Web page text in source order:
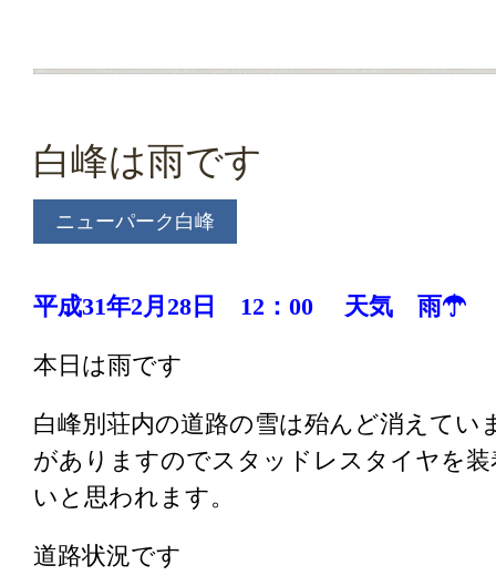
白峰は雨です
ニューパーク白峰
平成31年2月28日 12：00 天気 雨☂
本日は雨です
白峰別荘内の道路の雪は殆んど消えて
がありますのでスタッドレスタイヤを
いと思われます。
道路状況です